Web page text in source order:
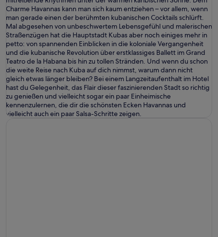
Charme Havannas kann man sich kaum entziehen – vor allem, wenn
man gerade einen der berühmten kubanischen Cocktails schlürft.
Mal abgesehen von unbeschwertem Lebensgefühl und malerischen
Straßenzügen hat die Hauptstadt Kubas aber noch einiges mehr in
petto: von spannenden Einblicken in die koloniale Vergangenheit
und die kubanische Revolution über erstklassiges Ballett im Grand
Teatro de la Habana bis hin zu tollen Stränden. Und wenn du schon
die weite Reise nach Kuba auf dich nimmst, warum dann nicht
gleich etwas länger bleiben? Bei einem Langzeitaufenthalt im Hotel
hast du Gelegenheit, das Flair dieser faszinierenden Stadt so richtig
zu genießen und vielleicht sogar ein paar Einheimische
kennenzulernen, die dir die schönsten Ecken Havannas und
vielleicht auch ein paar Salsa-Schritte zeigen.